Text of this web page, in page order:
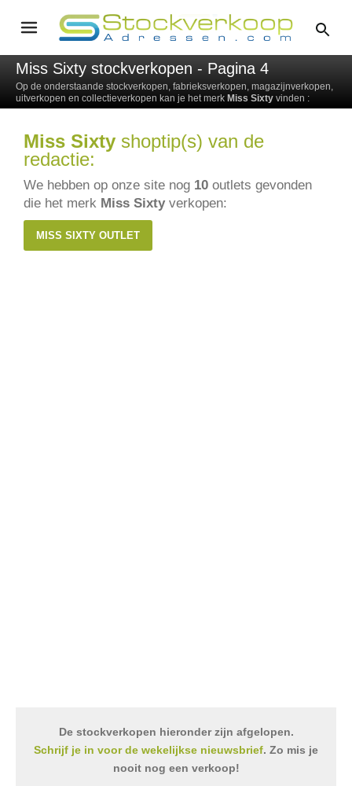
Miss Sixty stockverkopen - Pagina 4
Op de onderstaande stockverkopen, fabrieksverkopen, magazijnverkopen,
uitverkopen en collectieverkopen kan je het merk Miss Sixty vinden :
Miss Sixty shoptip(s) van de
redactie:
We hebben op onze site nog 10 outlets gevonden
die het merk Miss Sixtyverkopen:
MISS SIXTY OUTLET
De stockverkopen hieronder zijn afgelopen.
Schrijf je in voor de wekelijkse nieuwsbrief. Zo mis je
nooit nog een verkoop!